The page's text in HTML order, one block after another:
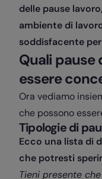
delle pause
ambiente di
soddisfacente
Quali pause
essere
Ora vediamo
che possono
Tipologie di
Ecco una lista di
che potresti
Tieni presente